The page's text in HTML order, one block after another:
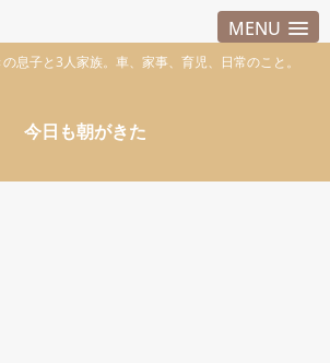
MENU
息子と3人家族。車、家事、育児、日常のこと。
今日も朝がきた